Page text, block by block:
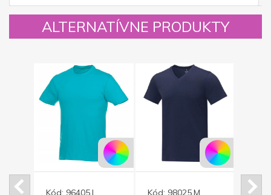
ALTERNATÍVNE PRODUKTY